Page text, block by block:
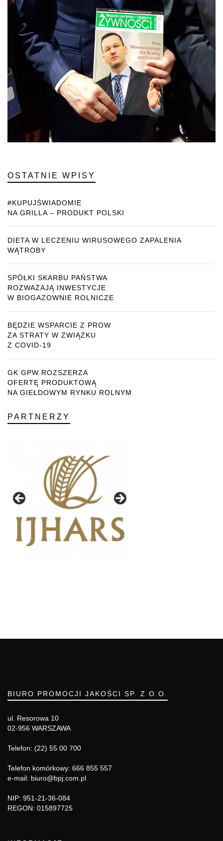
OSTATNIE WPISY
#KUPUJŚWIADOMIE
NA GRILLA – PRODUKT POLSKI
DIETA W LECZENIU WIRUSOWEGO ZAPALENIA
WĄTROBY
SPÓŁKI SKARBU PAŃSTWA
ROZWAŻAJĄ INWESTYCJE
W BIOGAZOWNIE ROLNICZE
BĘDZIE WSPARCIE Z PROW
ZA STRATY W ZWIĄZKU
Z COVID-19
GK GPW ROZSZERZA
OFERTĘ PRODUKTOWĄ
NA GIEŁDOWYM RYNKU ROLNYM
PARTNERZY
BIURO PROMOCJI JAKOŚCI SP. Z O.O.
ul. Resorowa 10
02-956 WARSZAWA
Telefon: (22) 55 00 700
Telefon komórkowy: 666 855 557
e-mail: biuro@bpj.com.pl
NIP: 951-21-36-084
REGON: 015897725